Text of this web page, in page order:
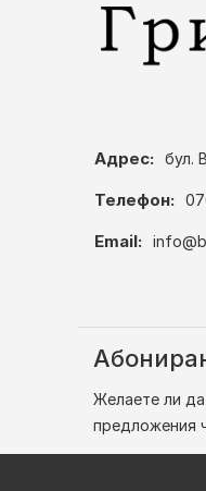
Адрес: бул.
Телефон:
Email:
Желаете ли
предложения